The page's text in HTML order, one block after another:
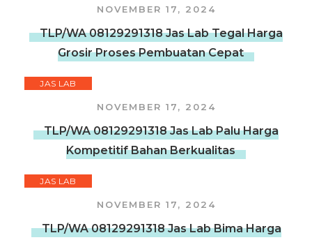
NOVEMBER 17, 2024
TLP/WA 08129291318 Jas Lab Tegal Harga
Grosir Proses Pembuatan Cepat
JAS LAB
NOVEMBER 17, 2024
TLP/WA 08129291318 Jas Lab Palu Harga
Kompetitif Bahan Berkualitas
JAS LAB
NOVEMBER 17, 2024
TLP/WA 08129291318 Jas Lab Bima Harga